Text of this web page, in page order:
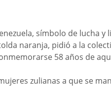
símbolo de lucha
naranja, pidió a la
58 años de
zulianas a que se